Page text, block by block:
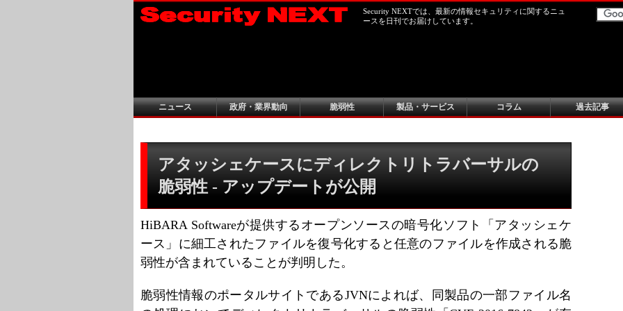
Security NEXTでは、最新の情報セキュリティに関するニュ
ースを日刊でお届けしています。
ニュース 政府・業界動向 脆弱性 製品・サービス コラム 過去記事
アタッシェケースにディレクトリトラバーサルの
脆弱性 - アップデートが公開
HiBARA Softwareが提供するオープンソースの暗号化ソフト「アタッシェケ
ース」に細工されたファイルを復号化すると任意のファイルを作成される脆
弱性が含まれていることが判明した。
脆弱性情報のポータルサイトであるJVNによれば、同製品の一部ファイル名